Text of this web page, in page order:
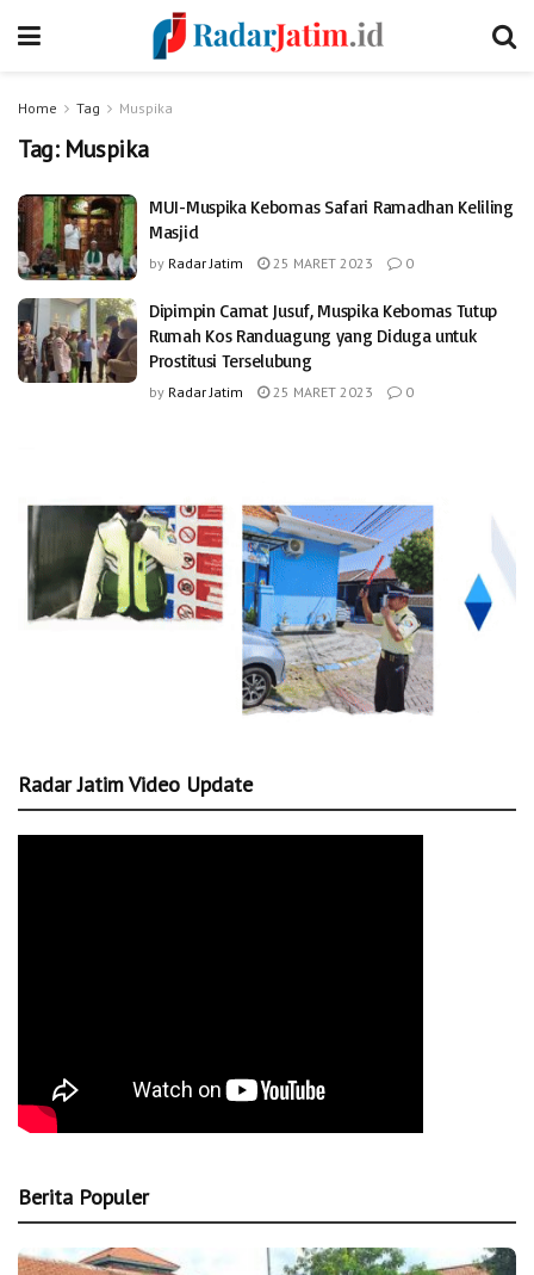
Home Tag Muspika
Tag: Muspika
MUI-Muspika Kebomas Safari Ramadhan Keliling
Masjid
by Radar Jatim 25 MARET 2023 0
Dipimpin Camat Jusuf, Muspika Kebomas Tutup
Rumah Kos Randuagung yang Diduga untuk
Prostitusi Terselubung
by Radar Jatim 25 MARET 2023 0
Radar Jatim Video Update
Berita Populer